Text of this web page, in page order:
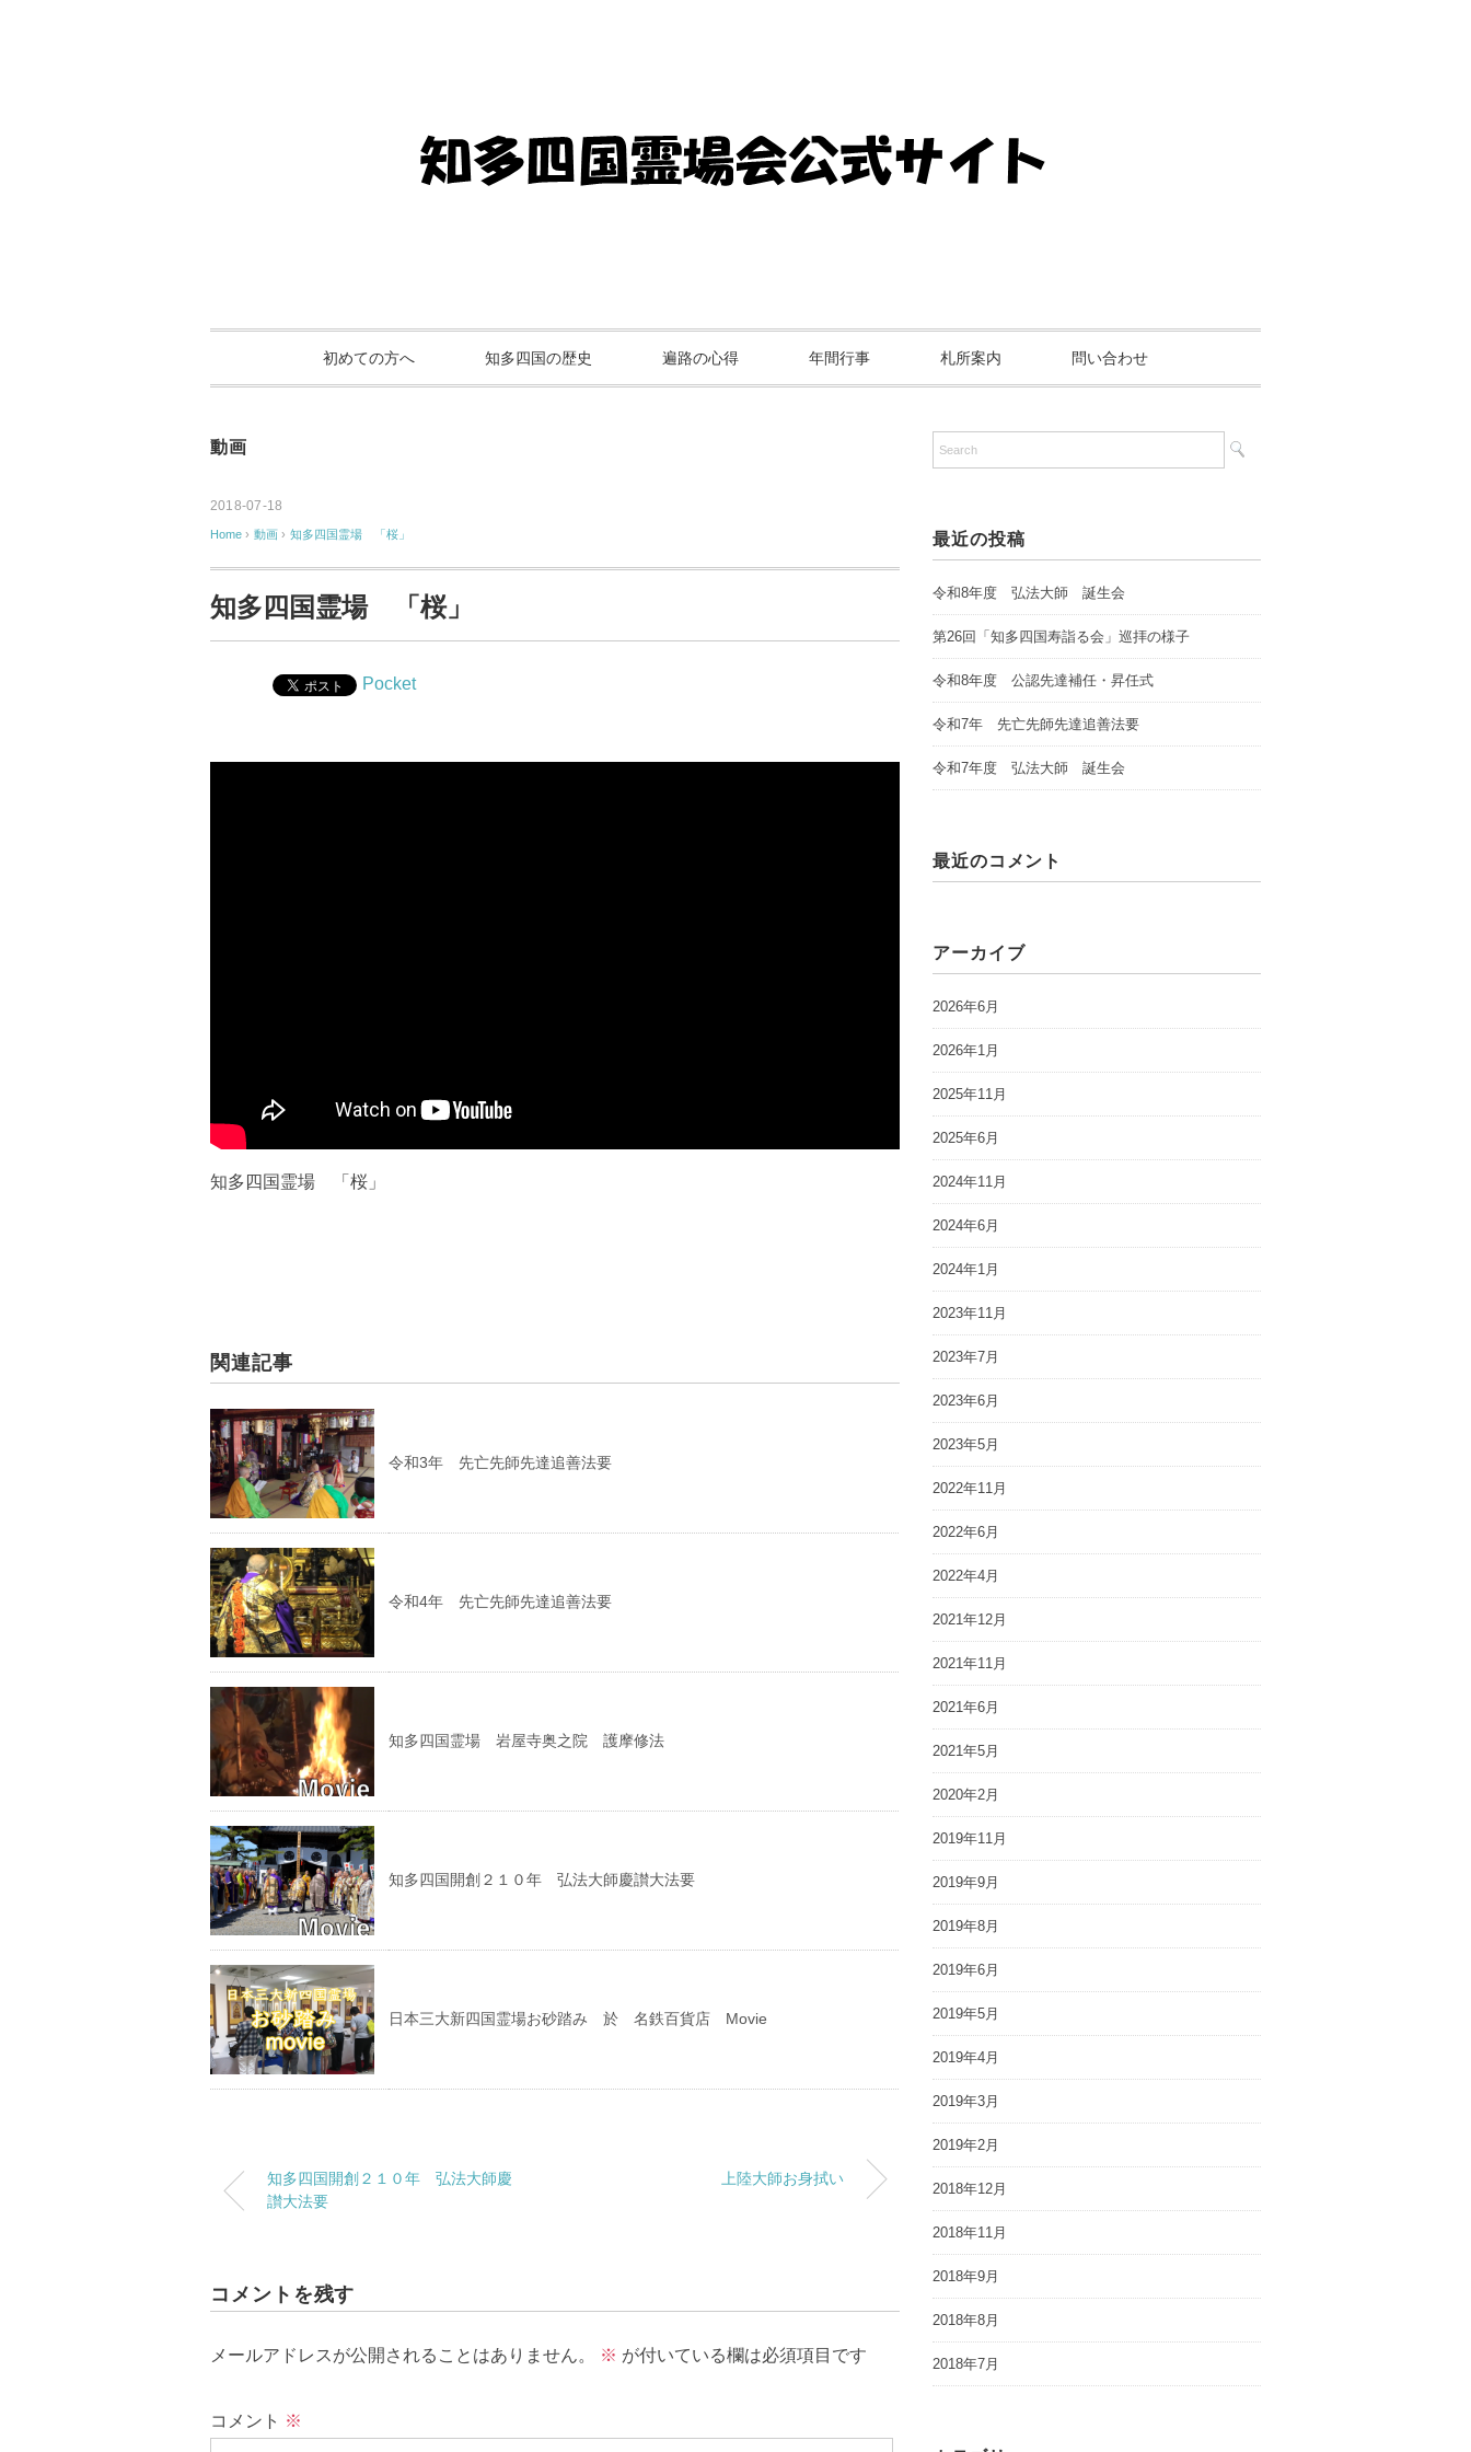
初めての方へ 知多四国の歴史 遍路の心得 年間行事 札所案内 問い合わせ
動画
2018-07-18
Home › 動画 › 知多四国霊場 「桜」
知多四国霊場 「桜」
Pocket
知多四国霊場 「桜」
関連記事
令和3年 先亡先師先達追善法要
令和4年 先亡先師先達追善法要
知多四国霊場 岩屋寺奥之院 護摩修法
知多四国開創２１０年 弘法大師慶讃大法要
日本三大新四国霊場お砂踏み 於 名鉄百貨店 Movie
知多四国開創２１０年 弘法大師慶
讃大法要
上陸大師お身拭い
コメントを残す
メールアドレスが公開されることはありません。 ※ が付いている欄は必須項目です
コメント ※
最近の投稿
令和8年度 弘法大師 誕生会
第26回「知多四国寿詣る会」巡拝の様子
令和8年度 公認先達補任・昇任式
令和7年 先亡先師先達追善法要
令和7年度 弘法大師 誕生会
最近のコメント
アーカイブ
2026年6月
2026年1月
2025年11月
2025年6月
2024年11月
2024年6月
2024年1月
2023年11月
2023年7月
2023年6月
2023年5月
2022年11月
2022年6月
2022年4月
2021年12月
2021年11月
2021年6月
2021年5月
2020年2月
2019年11月
2019年9月
2019年8月
2019年6月
2019年5月
2019年4月
2019年3月
2019年2月
2018年12月
2018年11月
2018年9月
2018年8月
2018年7月